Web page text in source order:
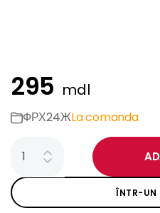
295 mdl
ФРХ24ЖLa comanda
ÎNTR-UN